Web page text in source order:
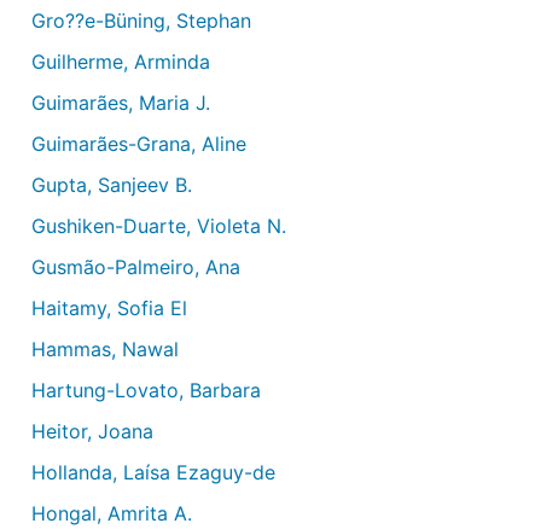
Gro??e-Büning, Stephan
Guilherme, Arminda
Guimarães, Maria J.
Guimarães-Grana, Aline
Gupta, Sanjeev B.
Gushiken-Duarte, Violeta N.
Gusmão-Palmeiro, Ana
Haitamy, Sofia El
Hammas, Nawal
Hartung-Lovato, Barbara
Heitor, Joana
Hollanda, Laísa Ezaguy-de
Hongal, Amrita A.